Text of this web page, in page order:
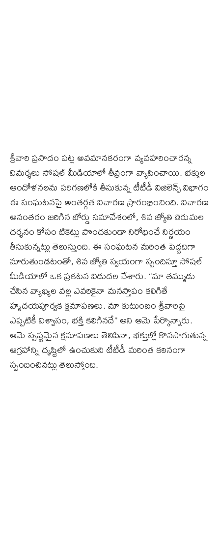
శ్రీవారి ప్రసాదం పట్ల అవమానకరంగా వ్యవహరించారన్న
విమర్శలు సోషల్ మీడియాలో తీవ్రంగా వ్యాపించాయి. భక్తుల
ఆందోళనలను పరిగణలోకి తీసుకున్న టీటీడీ విజిలెన్స్ విభాగం
ఈ సంఘటనపై అంతర్గత విచారణ ప్రారంభించింది. విచారణ
అనంతరం జరిగిన బోర్డు సమావేశంలో, శివ జ్యోతి తిరుమల
దర్శనం కోసం టికెట్లు పొందకుండా నిరోధించే నిర్ణయం
తీసుకున్నట్లు తెలుస్తుంది. ఈ సంఘటన మరింత పెద్దదిగా
మారుతుండటంతో, శివ జ్యోతి స్వయంగా స్పందిస్తూ సోషల్
మీడియాలో ఒక ప్రకటన విడుదల చేశారు. “మా తమ్ముడు
చేసిన వ్యాఖ్యల వల్ల ఎవరికైనా మనస్తాపం కలిగితే
హృదయపూర్వక క్షమాపణలు. మా కుటుంబం శ్రీవారిపై
ఎప్పటికీ విశ్వాసం, భక్తి కలిగినదే” అని ఆమె పేర్కొన్నారు.
ఆమె స్పష్టమైన క్షమాపణలు తెలిపినా, భక్తుల్లో కొనసాగుతున్న
ఆగ్రహాన్ని దృష్టిలో ఉంచుకుని టీటీడీ మరింత కఠినంగా
స్పందించినట్లు తెలుస్తోంది.